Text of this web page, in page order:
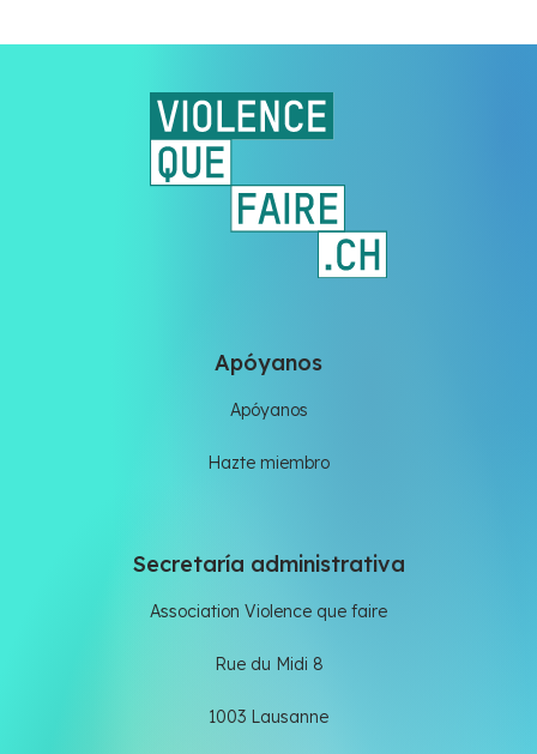
Apóyanos
Apóyanos
Hazte miembro
Secretaría administrativa
Association Violence que faire
Rue du Midi 8
1003 Lausanne